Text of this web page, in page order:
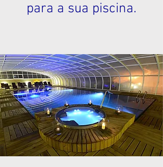
para a sua piscina.